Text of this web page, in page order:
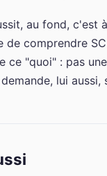
au fond,
de comprendre
ce "quoi" : pas
lui